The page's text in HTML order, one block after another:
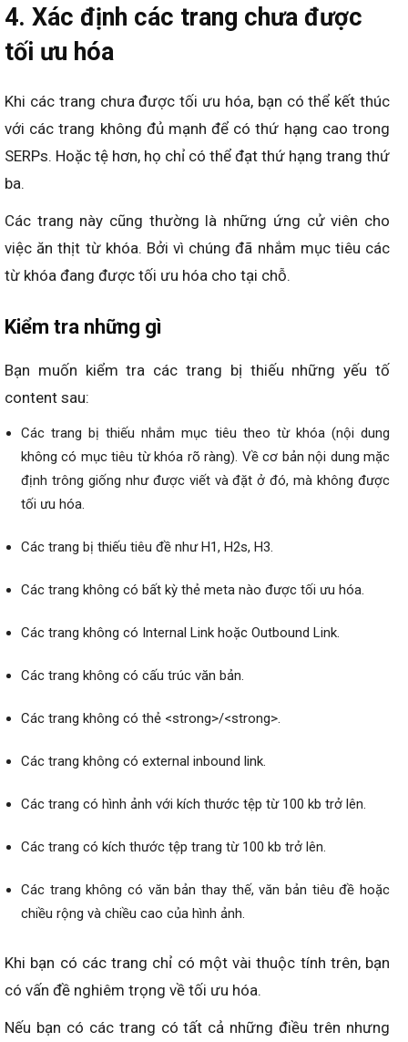
4. Xác định các trang chưa được
tối ưu hóa
Khi các trang chưa được tối ưu hóa, bạn có thể kết thúc
với các trang không đủ mạnh để có thứ hạng cao trong
SERPs. Hoặc tệ hơn, họ chỉ có thể đạt thứ hạng trang thứ
ba.
Các trang này cũng thường là những ứng cử viên cho
việc ăn thịt từ khóa. Bởi vì chúng đã nhắm mục tiêu các
từ khóa đang được tối ưu hóa cho tại chỗ.
Kiểm tra những gì
Bạn muốn kiểm tra các trang bị thiếu những yếu tố
content sau:
Các trang bị thiếu nhắm mục tiêu theo từ khóa (nội dung
không có mục tiêu từ khóa rõ ràng). Về cơ bản nội dung mặc
định trông giống như được viết và đặt ở đó, mà không được
tối ưu hóa.
Các trang bị thiếu tiêu đề như H1, H2s, H3.
Các trang không có bất kỳ thẻ meta nào được tối ưu hóa.
Các trang không có Internal Link hoặc Outbound Link.
Các trang không có cấu trúc văn bản.
Các trang không có thẻ <strong>/<strong>.
Các trang không có external inbound link.
Các trang có hình ảnh với kích thước tệp từ 100 kb trở lên.
Các trang có kích thước tệp trang từ 100 kb trở lên.
Các trang không có văn bản thay thế, văn bản tiêu đề hoặc
chiều rộng và chiều cao của hình ảnh.
Khi bạn có các trang chỉ có một vài thuộc tính trên, bạn
có vấn đề nghiêm trọng về tối ưu hóa.
Nếu bạn có các trang có tất cả những điều trên nhưng